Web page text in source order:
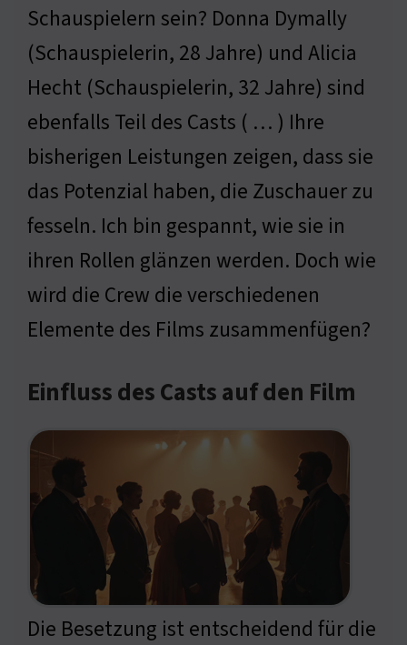
Schauspielern sein? Donna Dymally
(Schauspielerin, 28 Jahre) und Alicia
Hecht (Schauspielerin, 32 Jahre) sind
ebenfalls Teil des Casts ( … ) Ihre
bisherigen Leistungen zeigen, dass sie
das Potenzial haben, die Zuschauer zu
fesseln. Ich bin gespannt, wie sie in
ihren Rollen glänzen werden. Doch wie
wird die Crew die verschiedenen
Elemente des Films zusammenfügen?
Einfluss des Casts auf den Film
Die Besetzung ist entscheidend für die